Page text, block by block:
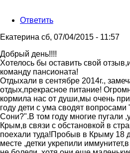
Ответить
Екатерина сб, 07/04/2015 - 11:57
Добрый день!!!!
Хотелось бы оставить свой
команду пансионата!
Отдыхали в сентябре 2014г.,
отдых,прекрасное питание!
кормила нас от души,мы очень
году дети с ума сводят
Сони?".В том году многие пугали
Крым,в связи с обстановкой в
поехали туда!Пробыв в Крыму 18
месте ,детки укрепили